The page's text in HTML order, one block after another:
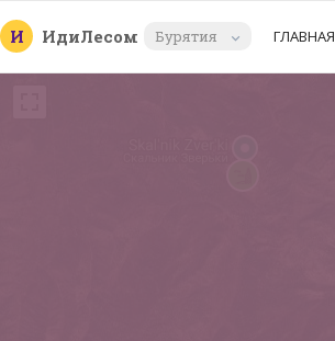
И ИдиЛесом Бурятия ГЛАВНАЯ